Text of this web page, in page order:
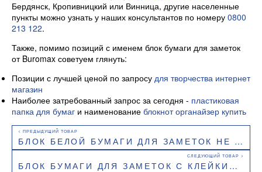
Бердянск, Кропивницкий или Винница, другие населенные
пункты можно узнать у наших консультантов по номеру 0800
213 122.
Также, помимо позиций с именем блок бумаги для заметок
от Buromax советуем глянуть:
Позиции с лучшей ценой по запросу для творчества интернет
магазин
Наиболее затребованный запрос за сегодня - пластиковая
папка для бумаг и наименование блокнот органайзер купить
БЛОК БЕЛОЙ БУМАГИ ДЛЯ ЗАМЕТОК НЕ СКЛЕЕННЫЙ 300 ЛИСТОВ 85Х85 ММ BUROMAX BM.2278
БЛОК БУМАГИ ДЛЯ ЗАМЕТОК С КЛЕЙКИМ СЛОЕМ BUTTERFLY 75Х75 ММ BUROMAX BM.2364-99